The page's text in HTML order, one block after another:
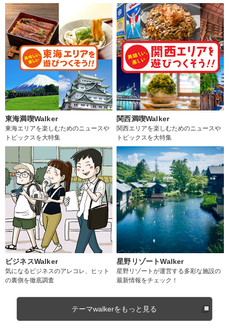
東海満喫Walker
東海エリアを楽しむためのニュースや
トピックスを大特集
関西満喫Walker
関西エリアを楽しむためのニュースや
トピックスを大特集
ビジネスWalker
気になるビジネスのアレコレ、ヒット
の裏側を徹底調査
星野リゾートWalker
星野リゾートが運営する多彩な施設の
最新情報をチェック！
テーマwalkerをもっと見る